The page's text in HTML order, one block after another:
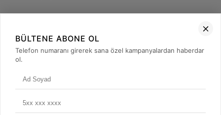
+90 (850) 473 08 08
BÜLTENE ABONE OL
Telefon numaranı girerek sana özel kampanyalardan haberdar
ol.